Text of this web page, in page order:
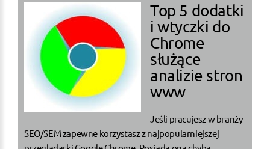
Top 5 dodatki
i wtyczki do
Chrome
służące
analizie stron
www
Jeśli pracujesz w branży
SEO/SEM zapewne korzystasz z najpopularniejszej